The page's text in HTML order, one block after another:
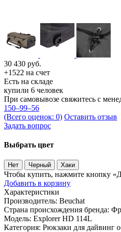
30 430 руб.
+1522 на счет
Есть на складе
купили 6 человек
При самовывозе свяжитесь с
150–99–56
(Всего оценок: 0) Оставить отзыв
Задать вопрос
Выбрать цвет
Нет Черный Хаки
Чтобы купить, нажмите кнопку
Добавить в корзину
Характеристики
Производитель: Beuchat
Страна происхождения бренда:
Модель: Explorer HD 114L
Категория: Рюкзаки для дайвинг